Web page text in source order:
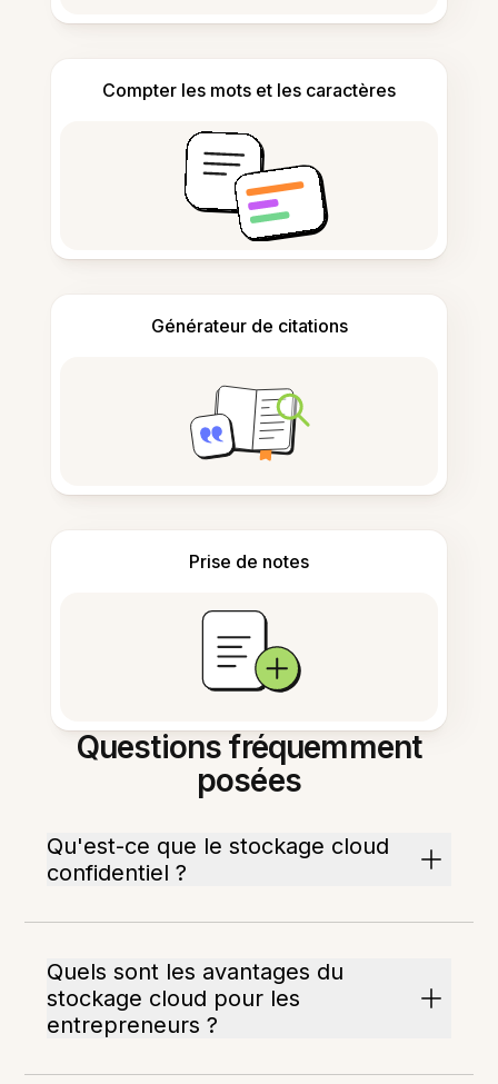
Compter les mots et les caractères
Générateur de citations
Prise de notes
Questions fréquemment
posées
Qu'est-ce que le stockage cloud
confidentiel ?
Quels sont les avantages du
stockage cloud pour les
entrepreneurs ?